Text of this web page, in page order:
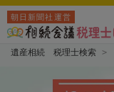
朝日新聞社運営
遺産相続 税理士検索